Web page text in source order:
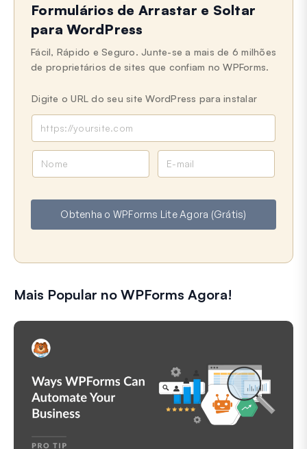
Formulários de Arrastar e Soltar
para WordPress
Fácil, Rápido e Seguro. Junte-se a mais de 6 milhões
de proprietários de sites que confiam no WPForms.
Digite o URL do seu site WordPress para instalar
e
a
l
Obtenha o WPForms Lite Agora (Grátis)
Mais Popular no WPForms Agora!